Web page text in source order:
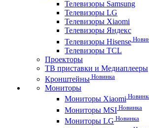
Телевизоры Samsung
Телевизоры LG
Телевизоры Xiaomi
Телевизоры Яндекс
Телевизоры Hisense
Телевизоры TCL
Проекторы
ТВ приставки и Медиаплееры
Кронштейны Новинка
Мониторы
Мониторы Xiaomi
Мониторы MSI Новинка
Мониторы LG Новинка